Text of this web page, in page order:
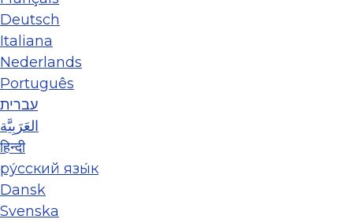
Deutsch
Italiana
Nederlands
Português
עברית
العَرَبِيَّة
हिन्दी
ру́сский язы́к
Dansk
Svenska